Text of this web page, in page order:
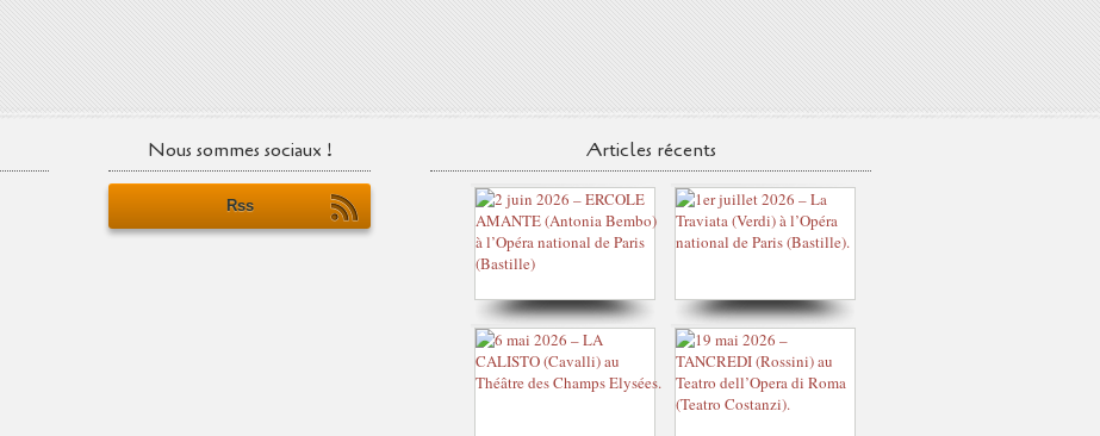
Nous sommes sociaux !
Rss
Articles récents